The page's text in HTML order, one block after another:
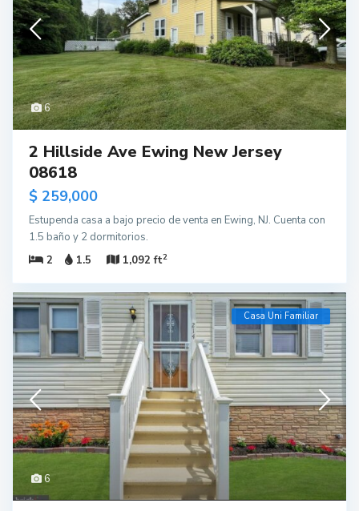
6
2 Hillside Ave Ewing New Jersey
08618
$ 259,000
Estupenda casa a bajo precio de venta en Ewing, NJ. Cuenta con
1.5 baño y 2 dormitorios.
2
1.5 1,092 ft2
6
Casa Uni Familiar